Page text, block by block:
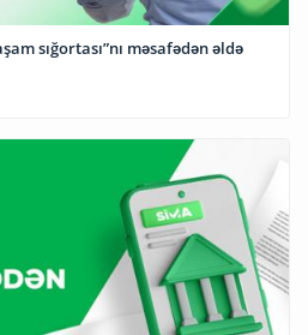
sığortası”nı məsafədən əldə